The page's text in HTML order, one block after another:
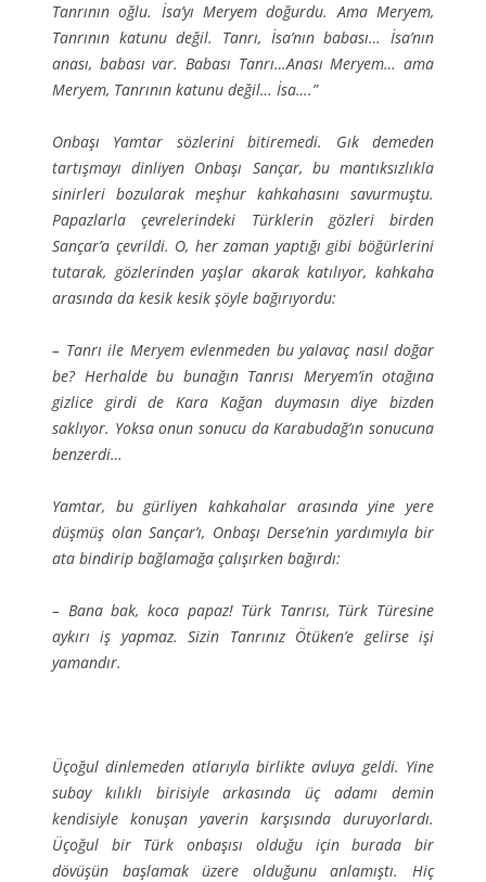
Tanrının oğlu. İsa’yı Meryem doğurdu. Ama Meryem,
Tanrının katunu değil. Tanrı, İsa’nın babası… İsa’nın
anası, babası var. Babası Tanrı…Anası Meryem… ama
Meryem, Tanrının katunu değil… İsa….”
Onbaşı Yamtar sözlerini bitiremedi. Gık demeden
tartışmayı dinliyen Onbaşı Sançar, bu mantıksızlıkla
sinirleri bozularak meşhur kahkahasını savurmuştu.
Papazlarla çevrelerindeki Türklerin gözleri birden
Sançar’a çevrildi. O, her zaman yaptığı gibi böğürlerini
tutarak, gözlerinden yaşlar akarak katılıyor, kahkaha
arasında da kesik kesik şöyle bağırıyordu:
– Tanrı ile Meryem evlenmeden bu yalavaç nasıl doğar
be? Herhalde bu bunağın Tanrısı Meryem’in otağına
gizlice girdi de Kara Kağan duymasın diye bizden
saklıyor. Yoksa onun sonucu da Karabudağ’ın sonucuna
benzerdi…
Yamtar, bu gürliyen kahkahalar arasında yine yere
düşmüş olan Sançar’ı, Onbaşı Derse’nin yardımıyla bir
ata bindirip bağlamağa çalışırken bağırdı:
– Bana bak, koca papaz! Türk Tanrısı, Türk Türesine
aykırı iş yapmaz. Sizin Tanrınız Ötüken’e gelirse işi
yamandır.
Üçoğul dinlemeden atlarıyla birlikte avluya geldi. Yine
subay kılıklı birisiyle arkasında üç adamı demin
kendisiyle konuşan yaverin karşısında duruyorlardı.
Üçoğul bir Türk onbaşısı olduğu için burada bir
dövüşün başlamak üzere olduğunu anlamıştı. Hiç